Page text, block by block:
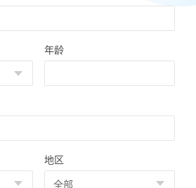
年龄
地区